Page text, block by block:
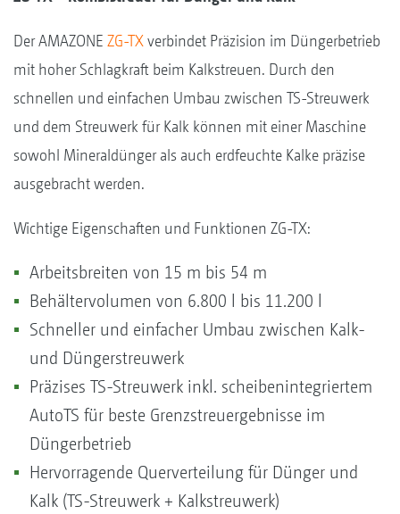
Der AMAZONE ZG-TXverbindet Präzision im Düngerbetrieb
mit hoher Schlagkraft beim Kalkstreuen. Durch den
schnellen und einfachen Umbau zwischen TS-Streuwerk
und dem Streuwerk für Kalk können mit einer Maschine
sowohl Mineraldünger als auch erdfeuchte Kalke präzise
ausgebracht werden.
Wichtige Eigenschaften und Funktionen ZG-TX:
Arbeitsbreiten von 15 m bis 54 m
Behältervolumen von 6.800 l bis 11.200 l
Schneller und einfacher Umbau zwischen Kalk-
und Düngerstreuwerk
Präzises TS-Streuwerk inkl. scheibenintegriertem
AutoTS für beste Grenzstreuergebnisse im
Düngerbetrieb
Hervorragende Querverteilung für Dünger und
Kalk (TS-Streuwerk + Kalkstreuwerk)